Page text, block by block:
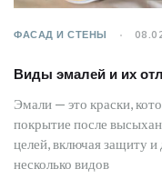
ФАСАД И СТЕНЫ
Виды эмалей и их
Эмали — это краски,
покрытие после
целей, включая защиту
несколько видов